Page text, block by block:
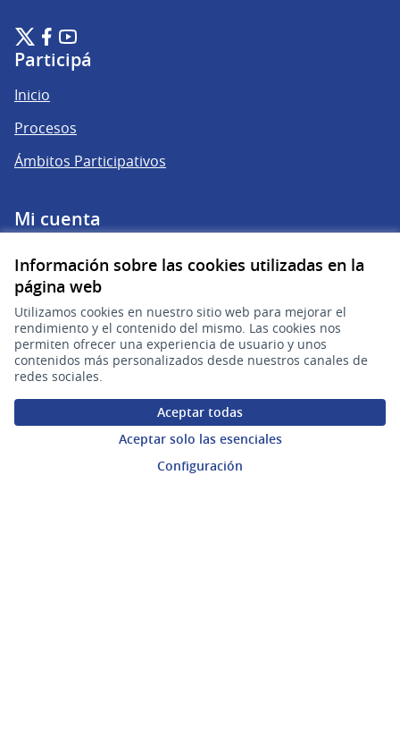
Información sobre las cookies utilizadas en la
página web
Utilizamos cookies en nuestro sitio web para mejorar el
rendimiento y el contenido del mismo. Las cookies nos
permiten ofrecer una experiencia de usuario y unos
contenidos más personalizados desde nuestros canales de
redes sociales.
Aceptar todas
Aceptar solo las esenciales
Configuración
Plataforma de Participación Ciudadana Digital en X
(Enlace externo)
Plataforma de Participación Ciudadana Digital en Facebook
(Enlace externo)
Plataforma de Participación Ciudadana Digital en
(Enlace externo)
Participá
Inicio
Procesos
Ámbitos Participativos
Mi cuenta
Ingresar a la plataforma
Ayuda
Preguntas frecuentes
Enlaces